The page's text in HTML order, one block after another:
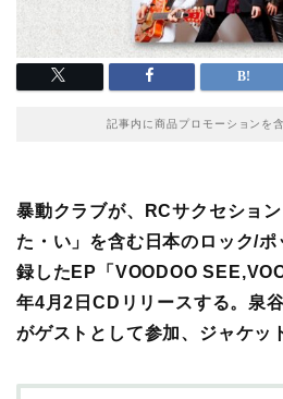
記事内に商品プロモーションを
暴動クラブが、RCサクセショ
た・い」を含む日本のロック/
録したEP「VOODOO
年4月2日CDリリースする。泉
がゲストとして参加、ジャケッ